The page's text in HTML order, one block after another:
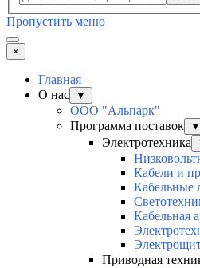
Пропустить меню
×
Главная
О нас
▼
ООО "Альпарк"
Программа поставок
▼
Электротехника
Кабели и
Кабельные
Кабельная
Приводная